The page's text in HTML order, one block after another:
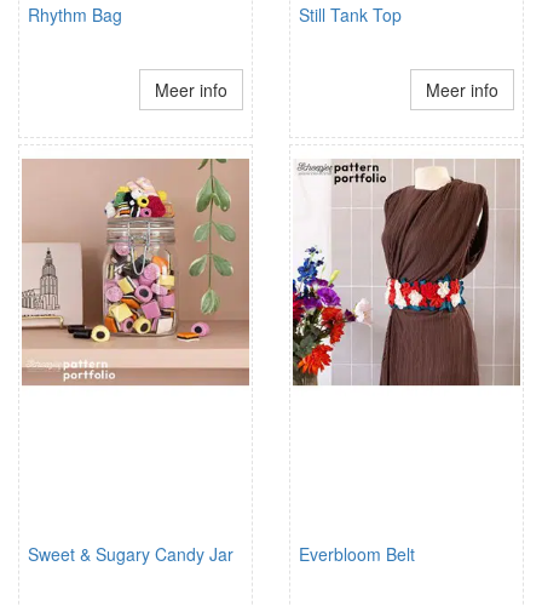
Rhythm Bag
Meer info
Still Tank Top
Meer info
Sweet & Sugary Candy Jar Everbloom Belt